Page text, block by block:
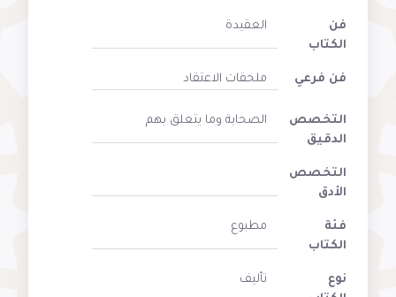
فن
الكتاب
العقيدة
فن فرعي ملحقات الاعتقاد
التخصص
الدقيق
الصحابة وما يتعلق بهم
التخصص
الأدق
فئة
الكتاب
مطبوع
نوع
تأليف